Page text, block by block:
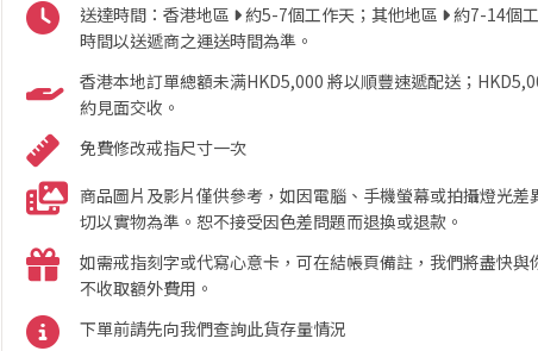
送達時間：香港地區 約5-7個工作天；其他地區 約7-14個
時間以送遞商之運送時間為準。
香港本地訂單總額未满HKD5,000 將以順豐速遞配送；
約見面交收。
免費修改戒指尺寸一次
商品圖片及影片僅供參考，如因電腦、手機螢幕或拍攝燈光差
切以實物為準。恕不接受因色差問題而退換或退款。
如需戒指刻字或代寫心意卡，可在結帳頁備註，我們將盡快與
不收取額外費用。
下單前請先向我們查詢此貨存量情況